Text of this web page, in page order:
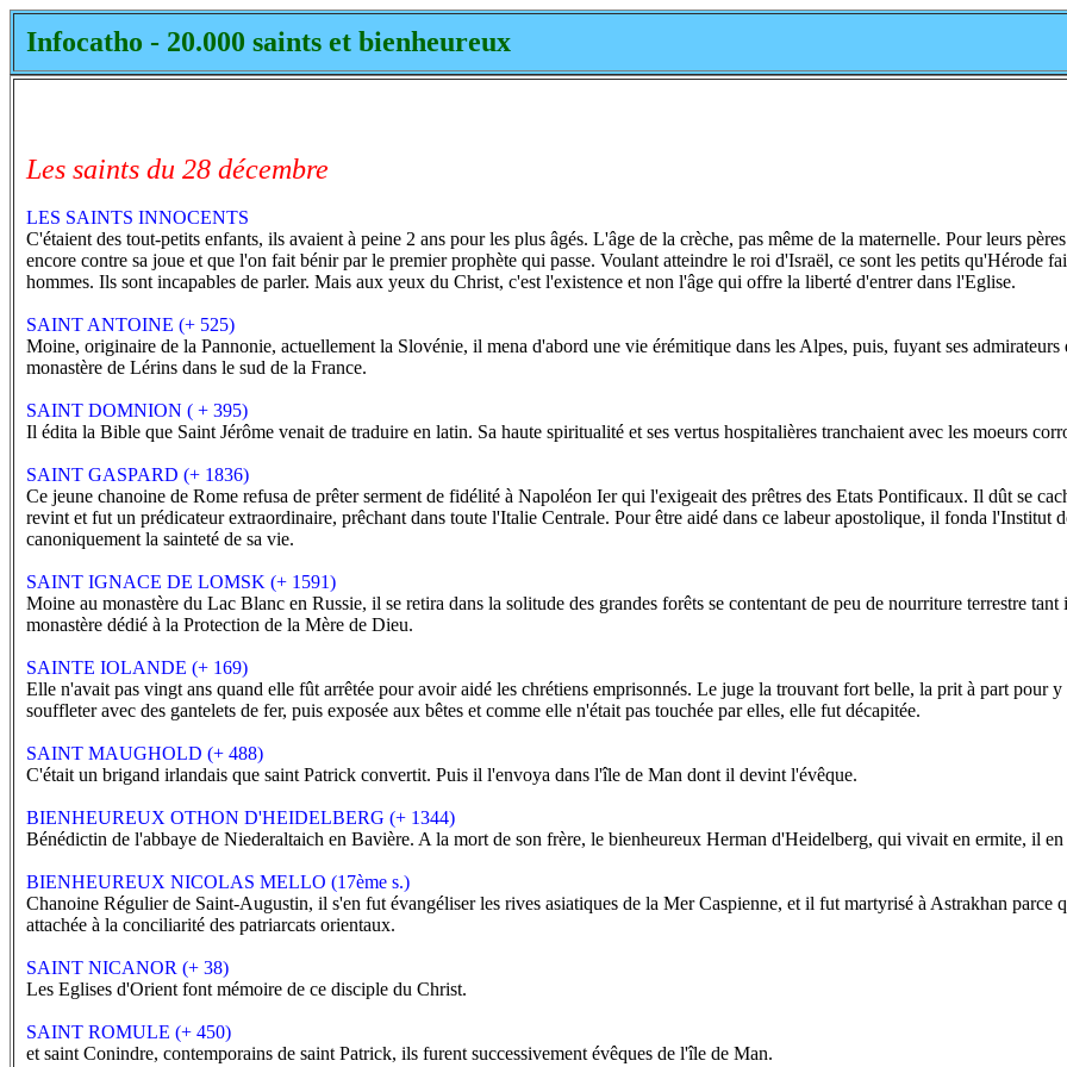
Infocatho - 20.000 saints et bienheureux
Les saints du 28 décembre
LES SAINTS INNOCENTS
C'étaient des tout-petits enfants, ils avaient à peine 2 ans pour les plus âgés. L'âge de la crèche, pas même de la maternelle. Pour leurs
encore contre sa joue et que l'on fait bénir par le premier prophète qui passe. Voulant atteindre le roi d'Israël, ce sont les petits qu'Hérode
hommes. Ils sont incapables de parler. Mais aux yeux du Christ, c'est l'existence et non l'âge qui offre la liberté d'entrer dans l'Eglise.
SAINT ANTOINE (+ 525)
Moine, originaire de la Pannonie, actuellement la Slovénie, il mena d'abord une vie érémitique dans les Alpes, puis, fuyant ses
monastère de Lérins dans le sud de la France.
SAINT DOMNION ( + 395)
Il édita la Bible que Saint Jérôme venait de traduire en latin. Sa haute spiritualité et ses vertus hospitalières tranchaient avec les moeurs
SAINT GASPARD (+ 1836)
Ce jeune chanoine de Rome refusa de prêter serment de fidélité à Napoléon Ier qui l'exigeait des prêtres des Etats Pontificaux. Il dût se
revint et fut un prédicateur extraordinaire, prêchant dans toute l'Italie Centrale. Pour être aidé dans ce labeur apostolique, il fonda l'Institut
canoniquement la sainteté de sa vie.
SAINT IGNACE DE LOMSK (+ 1591)
Moine au monastère du Lac Blanc en Russie, il se retira dans la solitude des grandes forêts se contentant de peu de nourriture terrestre
monastère dédié à la Protection de la Mère de Dieu.
SAINTE IOLANDE (+ 169)
Elle n'avait pas vingt ans quand elle fût arrêtée pour avoir aidé les chrétiens emprisonnés. Le juge la trouvant fort belle, la prit à part pour
souffleter avec des gantelets de fer, puis exposée aux bêtes et comme elle n'était pas touchée par elles, elle fut décapitée.
SAINT MAUGHOLD (+ 488)
C'était un brigand irlandais que saint Patrick convertit. Puis il l'envoya dans l'île de Man dont il devint l'évêque.
BIENHEUREUX OTHON D'HEIDELBERG (+ 1344)
Bénédictin de l'abbaye de Niederaltaich en Bavière. A la mort de son frère, le bienheureux Herman d'Heidelberg, qui vivait en ermite, il
BIENHEUREUX NICOLAS MELLO (17ème s.)
Chanoine Régulier de Saint-Augustin, il s'en fut évangéliser les rives asiatiques de la Mer Caspienne, et il fut martyrisé à Astrakhan parce
attachée à la conciliarité des patriarcats orientaux.
SAINT NICANOR (+ 38)
Les Eglises d'Orient font mémoire de ce disciple du Christ.
SAINT ROMULE (+ 450)
et saint Conindre, contemporains de saint Patrick, ils furent successivement évêques de l'île de Man.